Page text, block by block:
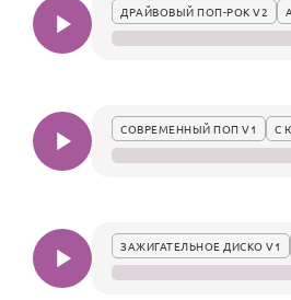
По годам ДРАЙВОВЫЙ ПОП-РОК V2
СОВРЕМЕННЫЙ ПОП V1 С
ЗАЖИГАТЕЛЬНОЕ ДИСКО V1